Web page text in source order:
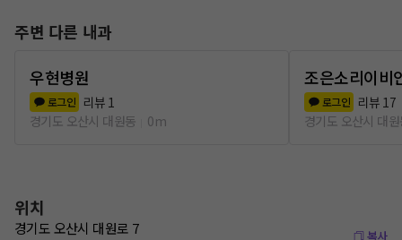
주변 다른 내과
우현병원
로그인 리뷰 1
경기도 오산시 대원동
0m
조은소리이비
로그인 리뷰 17
경기도 오산시 대
위치
경기도 오산시 대원로 7 복사